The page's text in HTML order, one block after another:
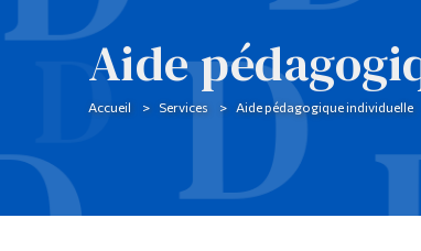
Aide
Accueil Services Aide pédagogique individuelle